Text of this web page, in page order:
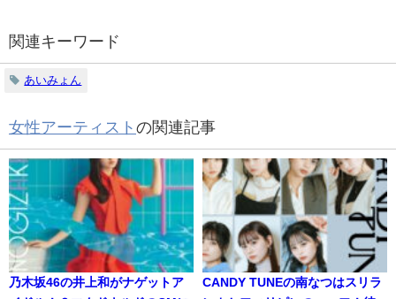
関連キーワード
あいみょん
女性アーティスト の関連記事
乃木坂46の井上和がナゲットア
CANDY TUNEの南なつはスリラ